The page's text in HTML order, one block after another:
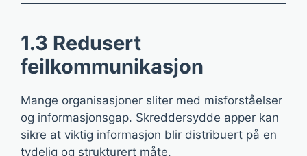
1.3 Redusert
feilkommunikasjon
Mange organisasjoner sliter med misforståelser
og informasjonsgap. Skreddersydde apper kan
sikre at viktig informasjon blir distribuert på en
tydelig og strukturert måte.